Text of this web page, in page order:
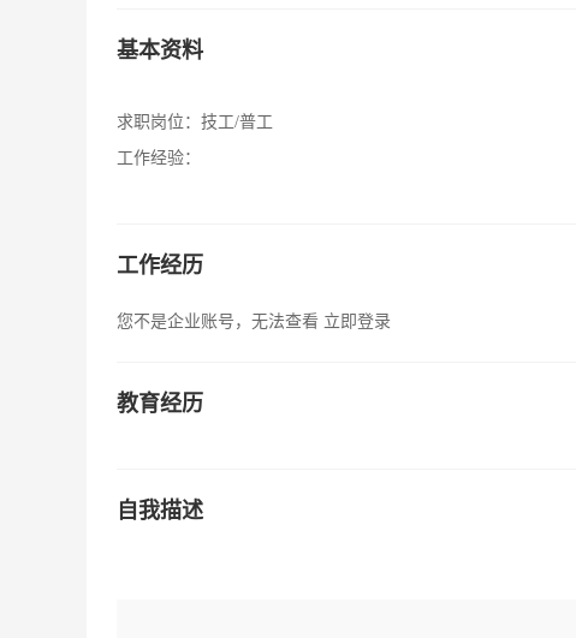
基本资料
求职岗位： 技工/普工
工作经验：
工作经历
您不是企业账号，无法查看 立即登录
教育经历
自我描述